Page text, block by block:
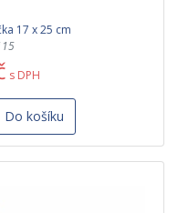
17 x 25 cm
s DPH
Do košíku